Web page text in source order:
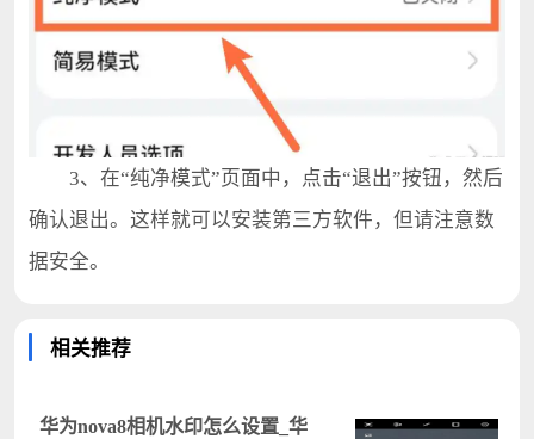
3、在“纯净模式”页面中，点击“退出”按钮，然后
确认退出。这样就可以安装第三方软件，但请注意数
据安全。
相关推荐
华为nova8相机水印怎么设置_华